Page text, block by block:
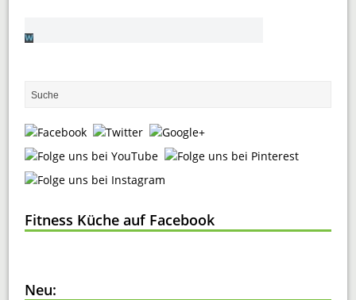
Fitness Küche auf Facebook
Neu: